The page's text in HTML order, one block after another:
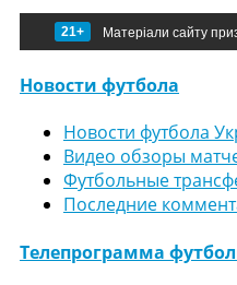
21+ Матеріали сайту
Новости футбола
Новости футбола
Видео обзоры
Футбольные
Последние
Телепрограмма